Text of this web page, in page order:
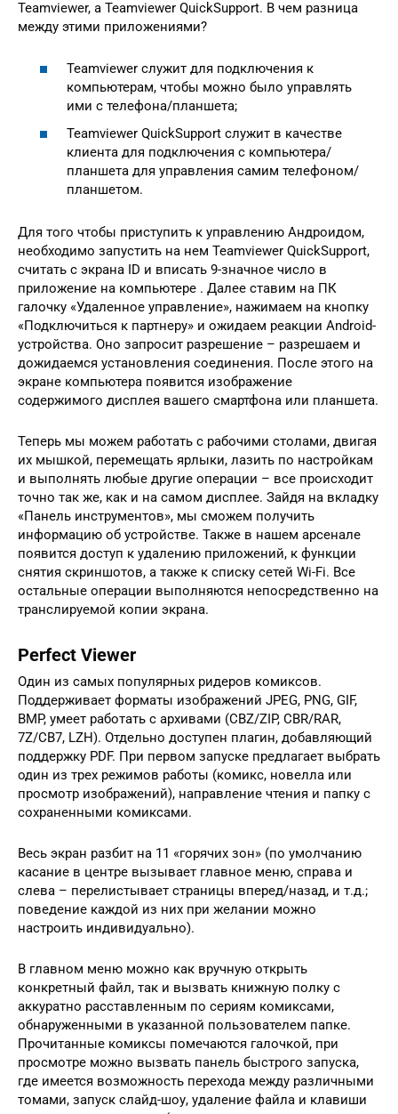
Teamviewer, а Teamviewer QuickSupport. В чем разница
между этими приложениями?
Teamviewer служит для подключения к
компьютерам, чтобы можно было управлять
ими с телефона/планшета;
Teamviewer QuickSupport служит в качестве
клиента для подключения с компьютера/
планшета для управления самим телефоном/
планшетом.
Для того чтобы приступить к управлению Андроидом,
необходимо запустить на нем Teamviewer QuickSupport,
считать с экрана ID и вписать 9-значное число в
приложение на компьютере . Далее ставим на ПК
галочку «Удаленное управление», нажимаем на кнопку
«Подключиться к партнеру» и ожидаем реакции Android-
устройства. Оно запросит разрешение – разрешаем и
дожидаемся установления соединения. После этого на
экране компьютера появится изображение
содержимого дисплея вашего смартфона или планшета.
Теперь мы можем работать с рабочими столами, двигая
их мышкой, перемещать ярлыки, лазить по настройкам
и выполнять любые другие операции – все происходит
точно так же, как и на самом дисплее. Зайдя на вкладку
«Панель инструментов», мы сможем получить
информацию об устройстве. Также в нашем арсенале
появится доступ к удалению приложений, к функции
снятия скриншотов, а также к списку сетей Wi-Fi. Все
остальные операции выполняются непосредственно на
транслируемой копии экрана.
Perfect Viewer
Один из самых популярных ридеров комиксов.
Поддерживает форматы изображений JPEG, PNG, GIF,
BMP, умеет работать с архивами (CBZ/ZIP, CBR/RAR,
7Z/CB7, LZH). Отдельно доступен плагин, добавляющий
поддержку PDF. При первом запуске предлагает выбрать
один из трех режимов работы (комикс, новелла или
просмотр изображений), направление чтения и папку с
сохраненными комиксами.
Весь экран разбит на 11 «горячих зон» (по умолчанию
касание в центре вызывает главное меню, справа и
слева – перелистывает страницы вперед/назад, и т.д.;
поведение каждой из них при желании можно
настроить индивидуально).
В главном меню можно как вручную открыть
конкретный файл, так и вызвать книжную полку с
аккуратно расставленным по сериям комиксами,
обнаруженными в указанной пользователем папке.
Прочитанные комиксы помечаются галочкой, при
просмотре можно вызвать панель быстрого запуска,
где имеется возможность перехода между различными
томами, запуск слайд-шоу, удаление файла и клавиши